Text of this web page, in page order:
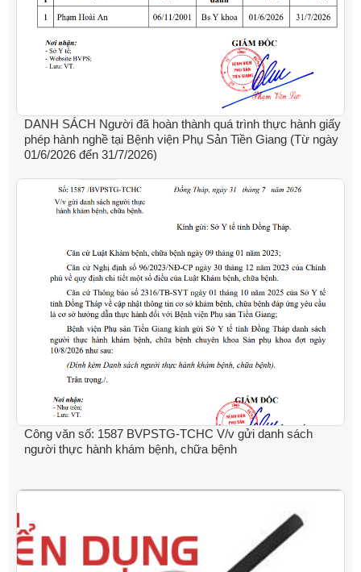
DANH SÁCH Người đã hoàn thành quá trình thực hành giấy
phép hành nghề tại Bệnh viện Phụ Sản Tiền Giang (Từ ngày
01/6/2026 đến 31/7/2026)
Công văn số: 1587 BVPSTG-TCHC V/v gửi danh sách
người thực hành khám bệnh, chữa bệnh